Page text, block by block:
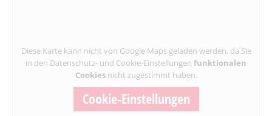
Diese Karte kann nicht von Google Maps geladen werden, da Sie
in den Datenschutz- und Cookie-Einstellungen funktionalen
Cookiesnicht zugestimmt haben.
Cookie-Einstellungen